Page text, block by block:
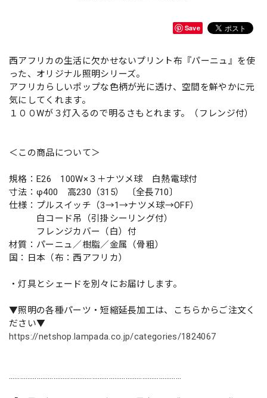
Save
西アフリカの生活に欠かせないプリント布『パーニュ』を使
った、オリジナル照明シリーズ。
アフリカらしいポップな色柄が光に透け、空間を鮮やかに元
気にしてくれます。
１００Wが３灯入るので明るさもとれます。（フレンジ付）
＜この商品について＞
規格：E26 100W×３＋ナツメ球 白熱電球付
寸法：φ400 高230（315） 〔全長710〕
仕様：プルスイッチ（3→1→ナツメ球→OFF）
白コード吊（引掛シーリング付）
フレンジカバー（白）付
材質：パーニュ／樹脂／金属（骨粗）
国：日本（布：西アフリカ）
・灯具とシェードを別々にお届けします。
▼照明の各種パーツ・短縮延長加工は、こちらからご注文く
ださい▼
https://netshop.lampada.co.jp/categories/1824067
…………………………………………………………………………………